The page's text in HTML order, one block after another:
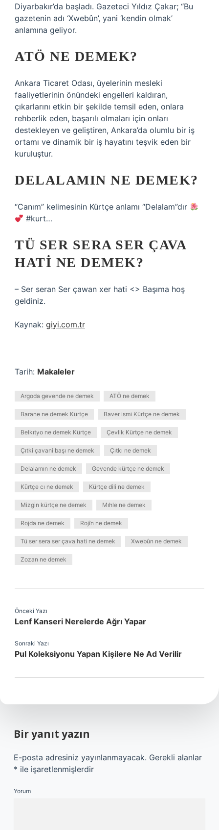
Diyarbakır’da başladı. Gazeteci Yıldız Çakar; “Bu
gazetenin adı ‘Xwebûn’, yani ‘kendin olmak’
anlamına geliyor.
ATÖ NE DEMEK?
Ankara Ticaret Odası, üyelerinin mesleki
faaliyetlerinin önündeki engelleri kaldıran,
çıkarlarını etkin bir şekilde temsil eden, onlara
rehberlik eden, başarılı olmaları için onları
destekleyen ve geliştiren, Ankara’da olumlu bir iş
ortamı ve dinamik bir iş hayatını teşvik eden bir
kuruluştur.
DELALAMIN NE DEMEK?
“Canım” kelimesinin Kürtçe anlamı “Delalam”dır
#kurt…
TÜ SER SERA SER ÇAVA
HATI NE DEMEK?
– Ser seran Ser çawan xer hati <> Başıma hoş
geldiniz.
Kaynak: giyi.com.tr
Tarih: Makaleler
Argoda gevende ne demek ATÖ ne demek
Barane ne demek Kürtçe Baver ismi Kürtçe ne demek
Belkıtyo ne demek Kürtçe Çevlik Kürtçe ne demek
Çıtki çavani başı ne demek Çıtkı ne demek
Delalamın ne demek Gevende kürtçe ne demek
Kürtçe cı ne demek Kürtçe dili ne demek
Mizgin kürtçe ne demek Mıhle ne demek
Rojda ne demek Rojîn ne demek
Tü ser sera ser çava hati ne demek Xwebûn ne demek
Zozan ne demek
Önceki Yazı
Lenf Kanseri Nerelerde Ağrı Yapar
Sonraki Yazı
Pul Koleksiyonu Yapan Kişilere Ne Ad Verilir
Bir yanıt yazın
E-posta adresiniz yayınlanmayacak. Gerekli alanlar
* ile işaretlenmişlerdir
Yorum